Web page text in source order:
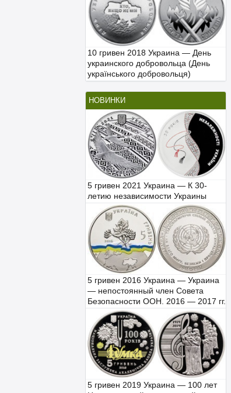
10 гривен 2018 Украина — День
украинского добровольца (День
українського добровольця)
НОВИНКИ
5 гривен 2021 Украина — К 30-
летию независимости Украины
5 гривен 2016 Украина — Украина
— непостоянный член Совета
Безопасности ООН. 2016 — 2017 гг.
5 гривен 2019 Украина — 100 лет